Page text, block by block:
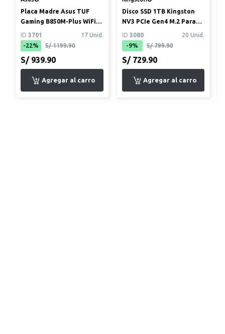
Placa Madre Asus TUF
Gaming B850M-Plus WiFi
(mATX, DDR5, AMD AM5)
ID 3701
17 Unid.
-22%
S/ 1199.90
S/ 939.90
Disco SSD 1TB Kingston
NV3 PCIe Gen4 M.2 Para
PC y laptop
ID 3080
20 Unid.
-9%
S/ 799.90
S/ 729.90